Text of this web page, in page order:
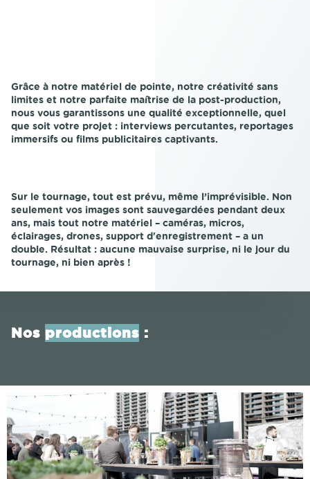
Grâce à notre matériel de pointe, notre créativité sans
limites et notre parfaite maîtrise de la post-production,
nous vous garantissons une qualité exceptionnelle, quel
que soit votre projet : interviews percutantes, reportages
immersifs ou films publicitaires captivants.
Sur le tournage, tout est prévu, même l’imprévisible. Non
seulement vos images sont sauvegardées pendant deux
ans, mais tout notre matériel – caméras, micros,
éclairages, drones, support d'enregistrement – a un
double. Résultat : aucune mauvaise surprise, ni le jour du
tournage, ni bien après !
Nos productions :